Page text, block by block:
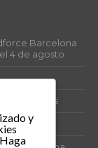
Barcelona
4 de agosto
y
. Haga